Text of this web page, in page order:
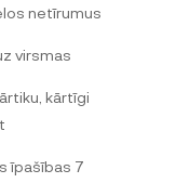
netīrumus
virsmas
kārtīgi
īpašības 7